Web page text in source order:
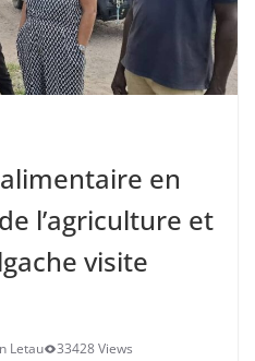
en
l’agriculture et
visite
Letau 33428 Views